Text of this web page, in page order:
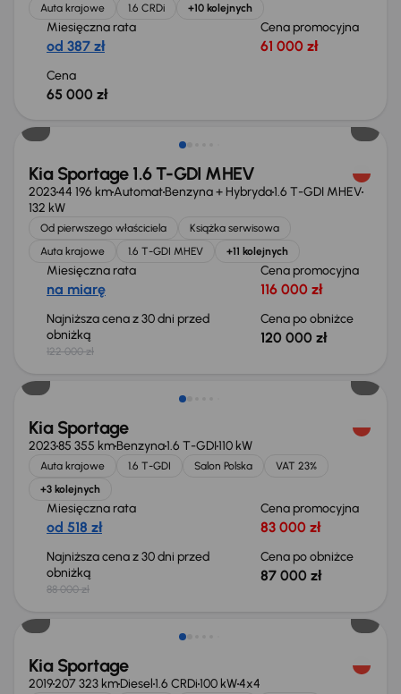
Auta krajowe
1.6 CRDi +10 kolejnych
Miesięczna rata
od 387 zł
Cena promocyjna
61 000 zł
Cena
65 000 zł
Taniej o 2 000 zł
Kia Sportage 1.6 T-GDI MHEV
202344 196 kmAutomatBenzyna + Hybryda1.6 T-GDI MHEV
132 kW
Od pierwszego właściciela
Książka serwisowa
Auta krajowe
1.6 T-GDI MHEV +11 kolejnych
Miesięczna rata
na miarę
Cena promocyjna
116 000 zł
Najniższa cena z 30 dni przed
obniżką
122 000 zł
Cena po obniżce
120 000 zł
Taniej o 1 000 zł
Kia Sportage
202385 355 kmBenzyna1.6 T-GDI110 kW
Auta krajowe 1.6 T-GDI Salon Polska
VAT 23%
+3 kolejnych
Miesięczna rata
od 518 zł
Cena promocyjna
83 000 zł
Najniższa cena z 30 dni przed
obniżką
88 000 zł
Cena po obniżce
87 000 zł
Taniej o 500 zł
Kia Sportage
2019207 323 kmDiesel1.6 CRDi100 kW4x4